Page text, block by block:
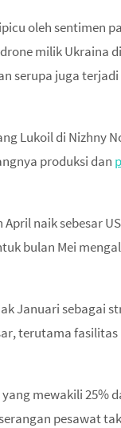
oleh sentimen
milik Ukraina
serupa juga
Lukoil di Nizhny
produksi dan
naik sebesar
bulan Mei
Januari sebagai
terutama fasilitas
mewakili 25%
pesawat